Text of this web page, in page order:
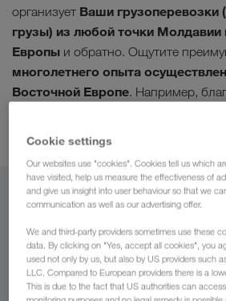
организует Ваши грузоперевозки
грузы) из любой точки Молдавии
Европы и обратно. Ощутите
многолетнего опыта
Восточной Европе. Например,
Из
Киргизстан
Cookie settings
Our websites use "cookies". Cookies tell us which
have visited, help us measure the effectiveness of
and give us insight into user behaviour so that we
communication as well as our advertising offer.
We and third-party providers sometimes use these
data. By clicking on "Yes, accept all cookies", you
used not only by us, but also by US providers such
LLC. Compared to European providers there is a
This is due to the fact that US authorities can